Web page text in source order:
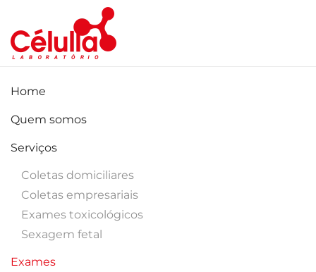
Skip to main content
Home
Quem somos
Serviços
Coletas domiciliares
Coletas empresariais
Exames toxicológicos
Sexagem fetal
Exames